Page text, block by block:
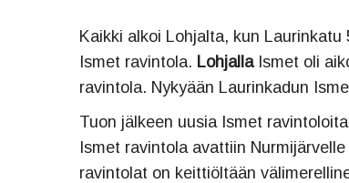
Kaikki alkoi Lohjalta, kun
Ismet ravintola. Lohjalla Ismet oli
ravintola. Nykyään Laurinkadun
Tuon jälkeen uusia Ismet
Ismet ravintola avattiin
ravintolat on keittiöltään